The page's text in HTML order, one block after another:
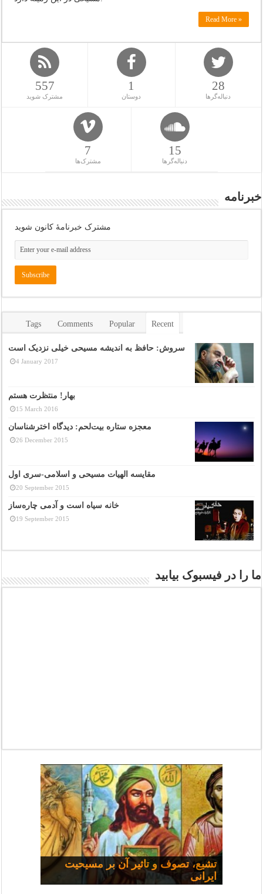
Read More »
557
مشترک شوید
1
دوستان
28
دنباله‌گرها
7
مشترک‌ها
15
دنباله‌گرها
خبرنامه
مشترک خبرنامهٔ کانون شوید
Recent
Popular
Comments
Tags
سروش: حافظ به اندیشه مسیحی خیلی نزدیک است
4 January 2017
بهار! منتظرت هستم
15 March 2016
معجزه ستاره بیت‌لحم: دیدگاه اخترشناسان
26 December 2015
مقایسه الهیات مسیحی و اسلامی-سری اول
20 September 2015
خانه سیاه است و آدمی چاره‌ساز
19 September 2015
ما را در فیسبوک بیابید
تشیع، تصوف و تاثیر آن بر مسیحیت
ایرانی
چرا همه شفا نمی‌یابند؟
مسیحی و سیاست: مجموعه
سخنرانی‌ها